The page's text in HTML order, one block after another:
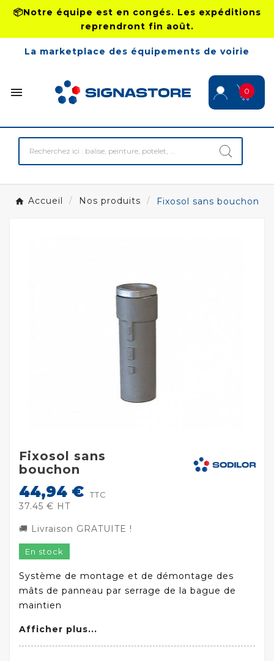
📦Notre équipe est en congés. Les expéditions
reprendront fin août.
La marketplace des équipements de voirie
 0
Accueil Nos produits Fixosol sans bouchon
Fixosol sans
bouchon
44,94 € TTC
37.45 € HT
🚚 Livraison GRATUITE !
En stock
Système de montage et de démontage des
mâts de panneau par serrage de la bague de
maintien
Afficher plus...